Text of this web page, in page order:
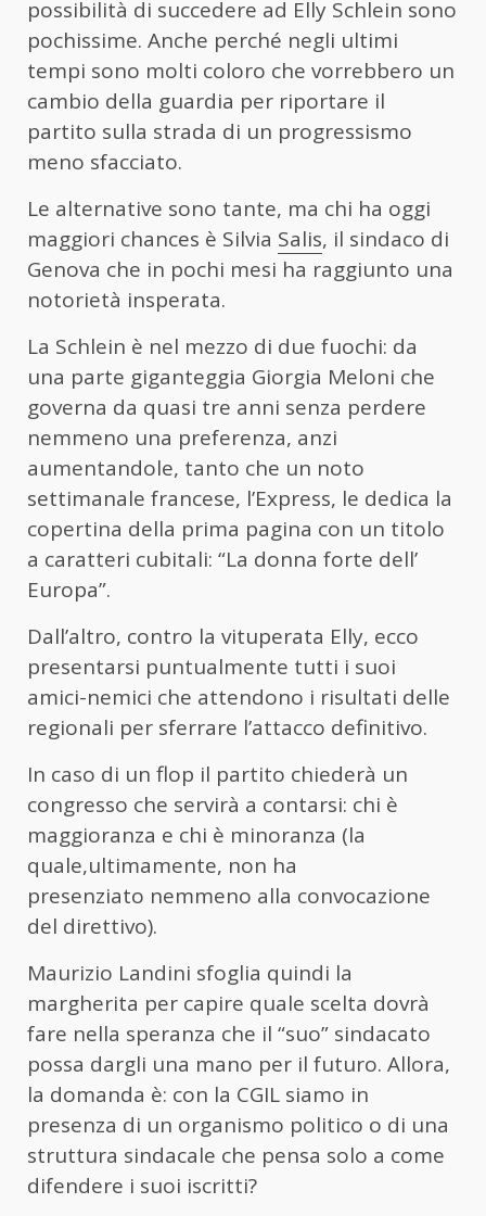
possibilità di succedere ad Elly Schlein sono
pochissime. Anche perché negli ultimi
tempi sono molti coloro che vorrebbero un
cambio della guardia per riportare il
partito sulla strada di un progressismo
meno sfacciato.
Le alternative sono tante, ma chi ha oggi
maggiori chances è Silvia Salis, il sindaco di
Genova che in pochi mesi ha raggiunto una
notorietà insperata.
La Schlein è nel mezzo di due fuochi: da
una parte giganteggia Giorgia Meloni che
governa da quasi tre anni senza perdere
nemmeno una preferenza, anzi
aumentandole, tanto che un noto
settimanale francese, l’Express, le dedica la
copertina della prima pagina con un titolo
a caratteri cubitali: “La donna forte dell’
Europa”.
Dall’altro, contro la vituperata Elly, ecco
presentarsi puntualmente tutti i suoi
amici-nemici che attendono i risultati delle
regionali per sferrare l’attacco definitivo.
In caso di un flop il partito chiederà un
congresso che servirà a contarsi: chi è
maggioranza e chi è minoranza (la
quale,ultimamente, non ha
presenziato nemmeno alla convocazione
del direttivo).
Maurizio Landini sfoglia quindi la
margherita per capire quale scelta dovrà
fare nella speranza che il “suo” sindacato
possa dargli una mano per il futuro. Allora,
la domanda è: con la CGIL siamo in
presenza di un organismo politico o di una
struttura sindacale che pensa solo a come
difendere i suoi iscritti?